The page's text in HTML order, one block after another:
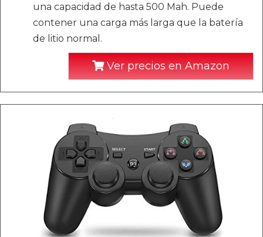
una capacidad de hasta 500 Mah. Puede
contener una carga más larga que la batería
de litio normal.
Ver precios en Amazon